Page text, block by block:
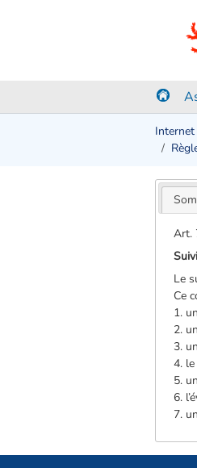
Internet
Art.
Le
Ce
1.
2.
3.
4.
5.
6.
7.